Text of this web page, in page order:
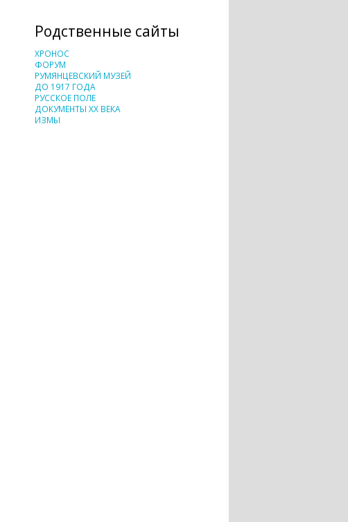
Родственные сайты
ХРОНОС
ФОРУМ
РУМЯНЦЕВСКИЙ МУЗЕЙ
ДО 1917 ГОДА
РУССКОЕ ПОЛЕ
ДОКУМЕНТЫ XX ВЕКА
ИЗМЫ